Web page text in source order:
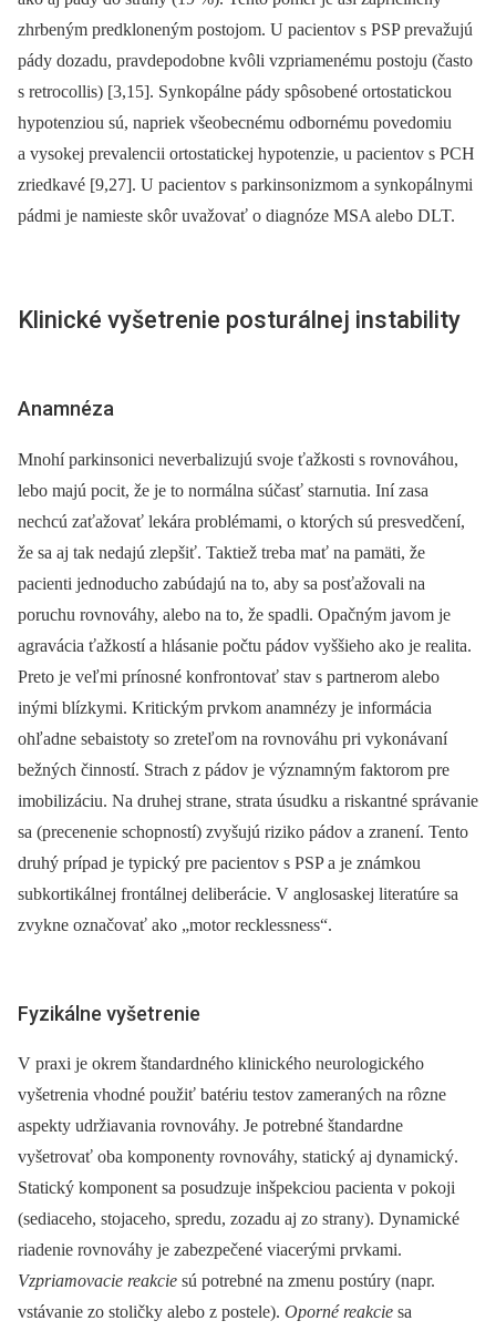
zhrbeným predkloneným postojom. U pacientov s PSP prevažujú
pády dozadu, pravdepodobne kvôli vzpriamenému postoju (často
s retrocollis) [3,15]. Synkopálne pády spôsobené ortostatickou
hypotenziou sú, napriek všeobecnému odbornému povedomiu
a vysokej prevalencii ortostatickej hypotenzie, u pacientov s PCH
zriedkavé [9,27]. U pacientov s parkinsonizmom a synkopálnymi
pádmi je namieste skôr uvažovať o diagnóze MSA alebo DLT.
Klinické vyšetrenie posturálnej instability
Anamnéza
Mnohí parkinsonici neverbalizujú svoje ťažkosti s rovnováhou,
lebo majú pocit, že je to normálna súčasť starnutia. Iní zasa
nechcú zaťažovať lekára problémami, o ktorých sú presvedčení,
že sa aj tak nedajú zlepšiť. Taktiež treba mať na pamäti, že
pacienti jednoducho zabúdajú na to, aby sa posťažovali na
poruchu rovnováhy, alebo na to, že spadli. Opačným javom je
agravácia ťažkostí a hlásanie počtu pádov vyššieho ako je realita.
Preto je veľmi prínosné konfrontovať stav s partnerom alebo
inými blízkymi. Kritickým prvkom anamnézy je informácia
ohľadne sebaistoty so zreteľom na rovnováhu pri vykonávaní
bežných činností. Strach z pádov je významným faktorom pre
imobilizáciu. Na druhej strane, strata úsudku a riskantné správanie
sa (precenenie schopností) zvyšujú riziko pádov a zranení. Tento
druhý prípad je typický pre pacientov s PSP a je známkou
subkortikálnej frontálnej deliberácie. V anglosaskej literatúre sa
zvykne označovať ako „motor recklessness“.
Fyzikálne vyšetrenie
V praxi je okrem štandardného klinického neurologického
vyšetrenia vhodné použiť batériu testov zameraných na rôzne
aspekty udržiavania rovnováhy. Je potrebné štandardne
vyšetrovať oba komponenty rovnováhy, statický aj dynamický.
Statický komponent sa posudzuje inšpekciou pacienta v pokoji
(sediaceho, stojaceho, spredu, zozadu aj zo strany). Dynamické
riadenie rovnováhy je zabezpečené viacerými prvkami.
Vzpriamovacie reakcie sú potrebné na zmenu postúry (napr.
vstávanie zo stoličky alebo z postele). Oporné reakcie sa